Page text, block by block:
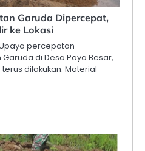
Garuda Dipercepat,
ke Lokasi
Upaya percepatan
di Desa Paya Besar,
dilakukan. Material